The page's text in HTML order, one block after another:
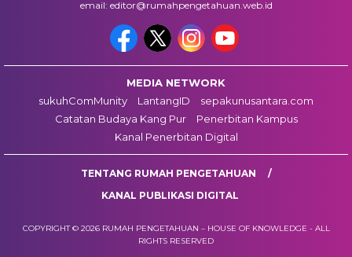
email: editor@rumahpengetahuan.web.id
MEDIA NETWORK
sukuhComMunity
LantangID
sepakunusantara.com
Catatan Budaya Kang Pur
Penerbitan Kampus
Kanal Penerbitan Digital
TENTANG RUMAH PENGETAHUAN
KANAL PUBLIKASI DIGITAL
COPYRIGHT © 2026 RUMAH PENGETAHUAN – HOUSE OF KNOWLEDGE - ALL
RIGHTS RESERVED